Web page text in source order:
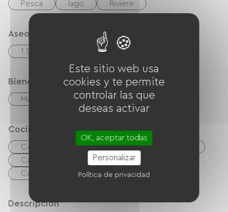
Pesca lago Riviere
Aseos
1 Salle d'eau (douche)
Bienestar
Masajes / Modelados Sauna
Cocina
Congélateur Lavavajillas
Campana extractora
microonda
Cocina independiente
Descripción
Este sitio web usa
cookies y te permite
controlar las que
deseas activar
OK, aceptar todas
Personalizar
Política de privacidad